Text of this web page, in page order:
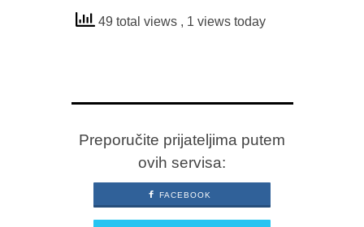
49 total views , 1 views today
Preporučite prijateljima putem
ovih servisa:
FACEBOOK